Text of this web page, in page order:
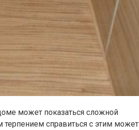
может показаться сложной
справиться с этим может